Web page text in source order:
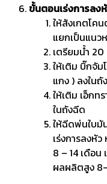
ขั้นตอนเร่งการลง
ให้สังเกตโค
แยกเป็นแนว
เตรียมน้ำ
ให้เติม บิ๊กจั
แกง ) ลงในถั
ให้เติม เอ็กท
ในถังฉีด
ให้ฉีดพ่นใบมั
เร่งการลงหั
8 – 14 เดือน
ผลผลิตสูง